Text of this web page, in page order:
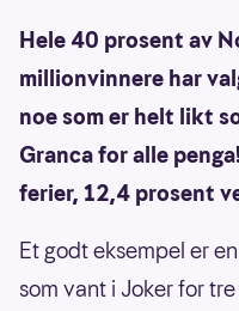
Hele 40 prosent av
millionvinnere har
noe som er helt likt
Granca for alle
ferier, 12,4 prosent
Et godt eksempel er
som vant i Joker for